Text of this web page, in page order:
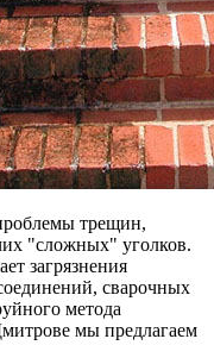
трещин,
"сложных" уголков.
загрязнения
сварочных
метода
мы предлагаем